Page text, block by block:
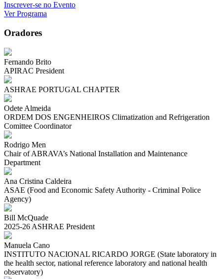
Inscrever-se no Evento
Ver Programa
Oradores
Fernando Brito
APIRAC President
ASHRAE PORTUGAL CHAPTER
Odete Almeida
ORDEM DOS ENGENHEIROS Climatization and Refrigeration
Comittee Coordinator
Rodrigo Men
Chair of ABRAVA’s National Installation and Maintenance
Department
Ana Cristina Caldeira
ASAE (Food and Economic Safety Authority - Criminal Police
Agency)
Bill McQuade
2025-26 ASHRAE President
Manuela Cano
INSTITUTO NACIONAL RICARDO JORGE (State laboratory in
the health sector, national reference laboratory and national health
observatory)